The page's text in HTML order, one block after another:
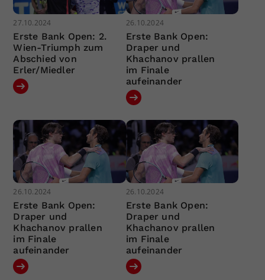
27.10.2024
Erste Bank Open: 2.
Wien-Triumph zum
Abschied von
Erler/Miedler
26.10.2024
Erste Bank Open:
Draper und
Khachanov prallen
im Finale
aufeinander
26.10.2024
Erste Bank Open:
Draper und
Khachanov prallen
im Finale
aufeinander
26.10.2024
Erste Bank Open:
Draper und
Khachanov prallen
im Finale
aufeinander